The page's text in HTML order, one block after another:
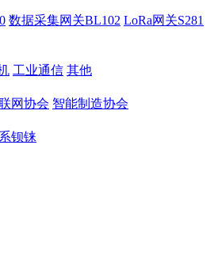
数据采集网关BL102 LoRa网关S281
工业通信 其他
网协会 智能制造协会
钡铼